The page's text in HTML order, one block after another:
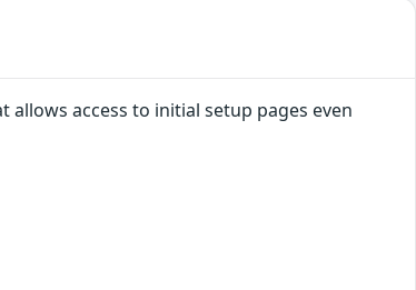
access to initial setup pages even